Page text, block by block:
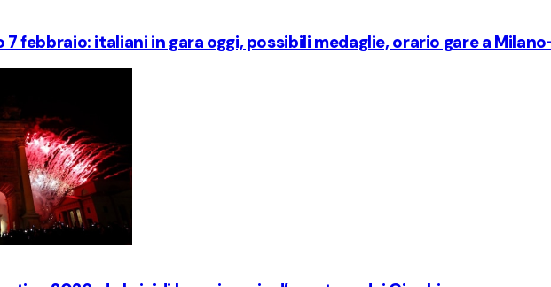
febbraio: italiani in gara oggi, possibili medaglie, orario gare a